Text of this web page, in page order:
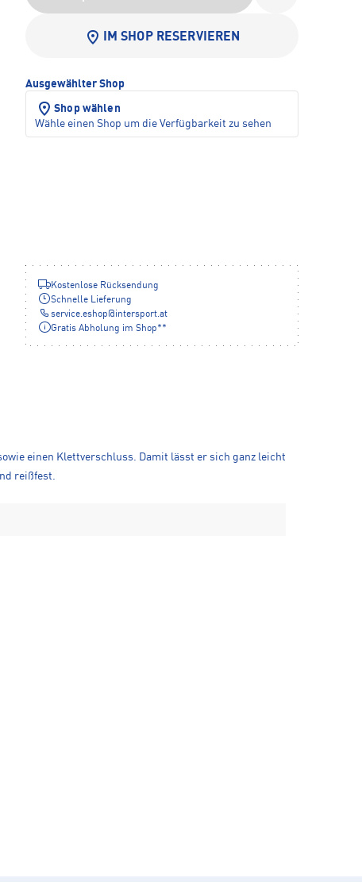
IM SHOP RESERVIEREN
Ausgewählter Shop
Shop wählen
Wähle einen Shop um die Verfügbarkeit zu sehen
Kostenlose Rücksendung
Schnelle Lieferung
service.eshop@ intersport.at
Gratis Abholung im Shop**
einen Klettverschluss. Damit lässt er sich ganz leicht
reißfest.